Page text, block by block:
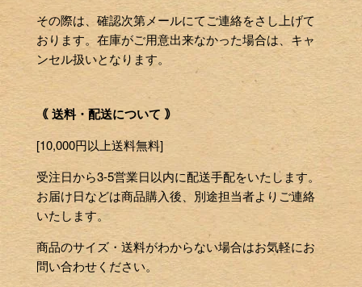
その際は、確認次第メールにてご連絡をさし上げて
おります。在庫がご用意出来なかった場合は、キャ
ンセル扱いとなります。
｟ 送料・配送について ｠
[10,000円以上送料無料]
受注日から3-5営業日以内に配送手配をいたします。
お届け日などは商品購入後、別途担当者よりご連絡
いたします。
商品のサイズ・送料がわからない場合はお気軽にお
問い合わせください。